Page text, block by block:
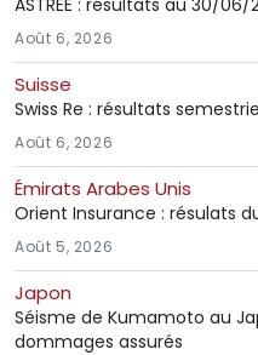
Août 6, 2026
Suisse
Swiss Re : résultats
Août 6, 2026
Émirats Arabes Unis
Orient Insurance : résulats
Août 5, 2026
Japon
Séisme de Kumamoto au
dommages assurés